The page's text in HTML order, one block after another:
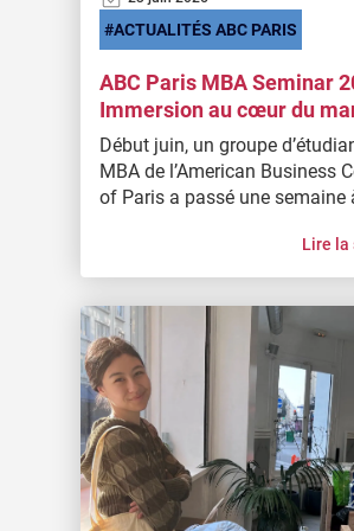
ACTUALITÉS ABC PARIS
ABC Paris MBA Seminar
Immersion au cœur du
Européen
Début juin, un groupe
MBA de l’American Business
of Paris a passé une semaine
troisième édition de notre
développé en étroite
avec notre partenaire de
le Seagull Institute. L’objectif :
immerger nos étudiants dans le
marché européen, ses
culture.
Lire la